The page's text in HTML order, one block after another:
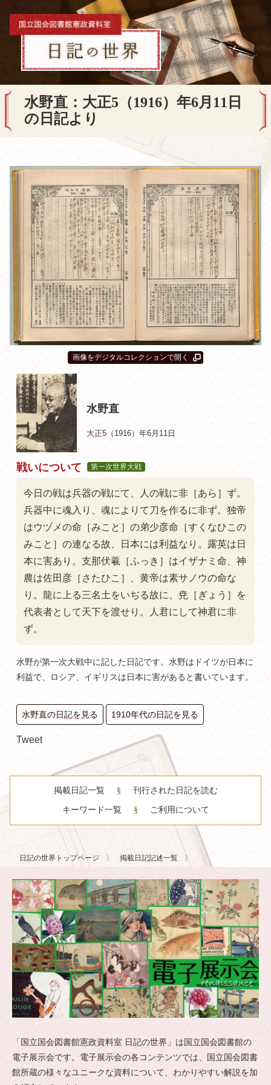
水野直：大正5（1916）年6月11日
の日記より
画像をデジタルコレクションで開く
水野直
大正5（1916）年6月11日
戦いについて 第一次世界大戦
今日の戦は兵器の戦にて、人の戦に非［あら］ず。
兵器中に魂入り、魂によりて刀を作るに非ず。独帝
はウヅメの命［みこと］の弟少彦命［すくなひこの
みこと］の連なる故、日本には利益なり。露英は日
本に害あり。支那伏羲［ふっき］はイザナミ命、神
農は佐田彦［さたひこ］、黄帝は素サノウの命な
り。龍に上る三名土をいぢる故に、尭［ぎょう］を
代表者として天下を渡せり。人君にして神君に非
ず。
水野が第一次大戦中に記した日記です。水野はドイツが日本に
利益で、ロシア、イギリスは日本に害があると書いています。
水野直の日記を見る 1910年代の日記を見る
Tweet
掲載日記一覧 刊行された日記を読む
キーワード一覧 ご利用について
日記の世界トップページ 掲載日記記述一覧
「国立国会図書館憲政資料室 日記の世界」は国立国会図書館の
電子展示会です。電子展示会の各コンテンツでは、国立国会図書
館所蔵の様々なユニークな資料について、わかりやすい解説を加